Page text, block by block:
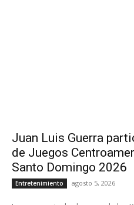
Juan Luis Guerra
de Juegos
Santo Domingo 2026
Entretenimiento agosto 5, 2026